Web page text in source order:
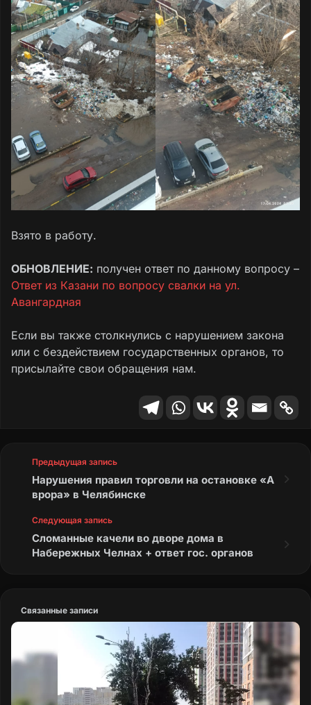
Взято в работу.
ОБНОВЛЕНИЕ: получен ответ по данному вопросу –
Ответ из Казани по вопросу свалки на ул.
Авангардная
Если вы также столкнулись с нарушением закона
или с бездействием государственных органов, то
присылайте свои обращения нам.
Предыдущая запись
Нарушения правил торговли на остановке «А
врора» в Челябинске
Следующая запись
Сломанные качели во дворе дома в
Набережных Челнах + ответ гос. органов
Связанные записи